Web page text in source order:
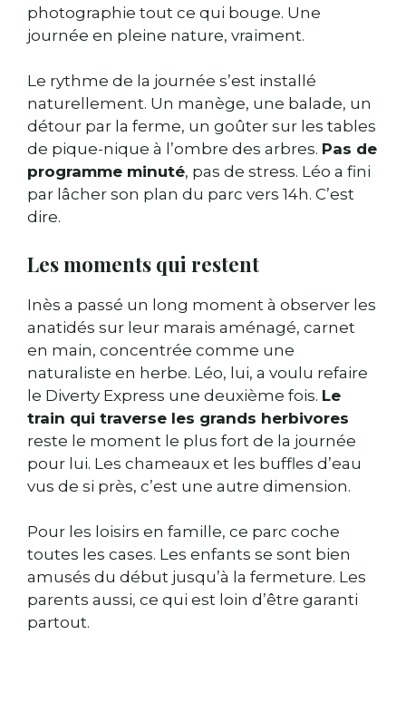
photographie tout ce qui bouge. Une
journée en pleine nature, vraiment.
Le rythme de la journée s’est installé
naturellement. Un manège, une balade, un
détour par la ferme, un goûter sur les tables
de pique-nique à l’ombre des arbres. Pas de
programme minuté, pas de stress. Léo a fini
par lâcher son plan du parc vers 14h. C’est
dire.
Les moments qui restent
Inès a passé un long moment à observer les
anatidés sur leur marais aménagé, carnet
en main, concentrée comme une
naturaliste en herbe. Léo, lui, a voulu refaire
le Diverty Express une deuxième fois. Le
train qui traverse les grands herbivores
reste le moment le plus fort de la journée
pour lui. Les chameaux et les buffles d’eau
vus de si près, c’est une autre dimension.
Pour les loisirs en famille, ce parc coche
toutes les cases. Les enfants se sont bien
amusés du début jusqu’à la fermeture. Les
parents aussi, ce qui est loin d’être garanti
partout.